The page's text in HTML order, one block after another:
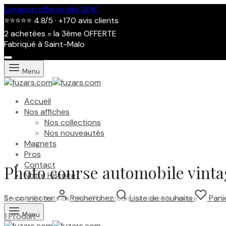
Livraison offerte dès 30€
⭐⭐⭐⭐⭐ 4.8/5 · +170 avis clients
2 achetées = la 3ème OFFERTE
Fabriqué à Saint-Malo
Menu
Accueil
Nos affiches
Nos collections
Nos nouveautés
Magnets
Pros
Contact
Notre Histoire
Se connecter Recherchez Liste de souhaits
Menu
Photo course automobile
Accueil/Produits identifiés “Photo course automobile vintage”
1 Produit